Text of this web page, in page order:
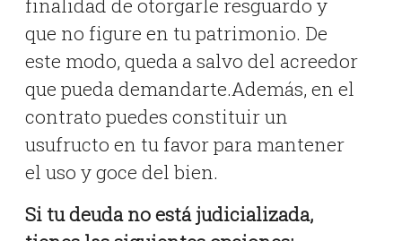
finalidad de otorgarle resguardo y
que no figure en tu patrimonio. De
este modo, queda a salvo del acreedor
que pueda demandarte.Además, en el
contrato puedes constituir un
usufructo en tu favor para mantener
el uso y goce del bien.
Si tu deuda no está judicializada,